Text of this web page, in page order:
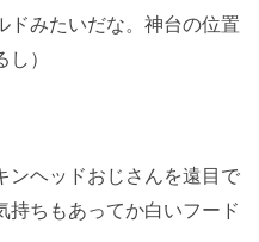
ドみたいだな。神台の位置
）
ヘッドおじさんを遠目で
持ちもあってか白いフード